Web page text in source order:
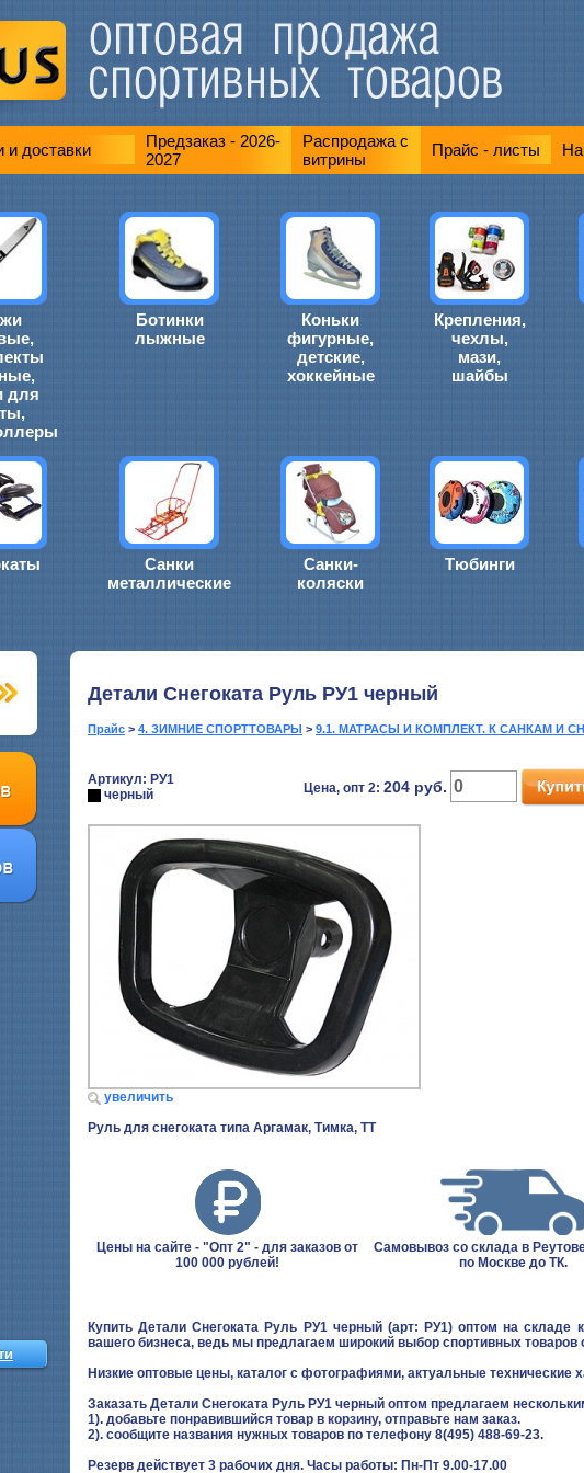
и доставки
Предзаказ - 2026-
2027
Распродажа с
витрины
Прайс - листы
для
Ботинки
лыжные
Коньки
фигурные,
детские,
хоккейные
Крепления,
чехлы,
мази,
шайбы
Санки
металлические
Санки-
коляски
Тюбинги
Детали Снегоката Руль РУ1 черный
Прайс > 4. ЗИМНИЕ СПОРТТОВАРЫ > 9.1. МАТРАСЫ И КОМПЛЕКТ. К САНКАМ И
Артикул: РУ1
черный
Цена, опт 2: 204 руб.
увеличить
Руль для снегоката типа Аргамак, Тимка, ТТ
Цены на сайте - "Опт 2" - для заказов от
100 000 рублей!
Самовывоз со склада в
по Москве до ТК.
Купить Детали Снегоката Руль РУ1 черный (арт: РУ1) оптом на складе
вашего бизнеса, ведь мы предлагаем широкий выбор спортивных
Низкие оптовые цены, каталог с фотографиями, актуальные технические
Заказать Детали Снегоката Руль РУ1 черный оптом предлагаем
1). добавьте понравившийся товар в корзину, отправьте нам заказ.
2). сообщите названия нужных товаров по телефону 8(495) 488-69-23.
Резерв действует 3 рабочих дня. Часы работы: Пн-Пт 9.00-17.00